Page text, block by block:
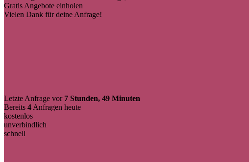
Gratis Angebote einholen
Vielen Dank für deine Anfrage!
Letzte Anfrage vor 7 Stunden, 49 Minuten
Bereits 4 Anfragen heute
kostenlos
unverbindlich
schnell